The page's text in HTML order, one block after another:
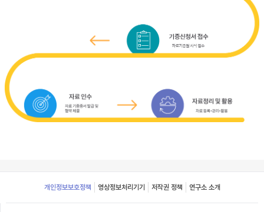
Footer
개인정보보호정책 영상정보처리기기 저작권 정책 연구소 소개